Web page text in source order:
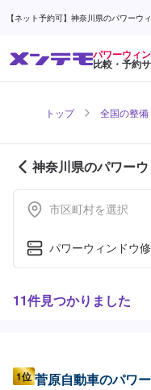
【ネット予約可】神奈川県のパワー
パワーウィ
比較・予約
トップ 全国の整
神奈川県のパワー
対応店舗紹介 (1ペ
市区町村を選択
パワーウィンドウ
11件見つかりました
1位 菅原自動車のパワ